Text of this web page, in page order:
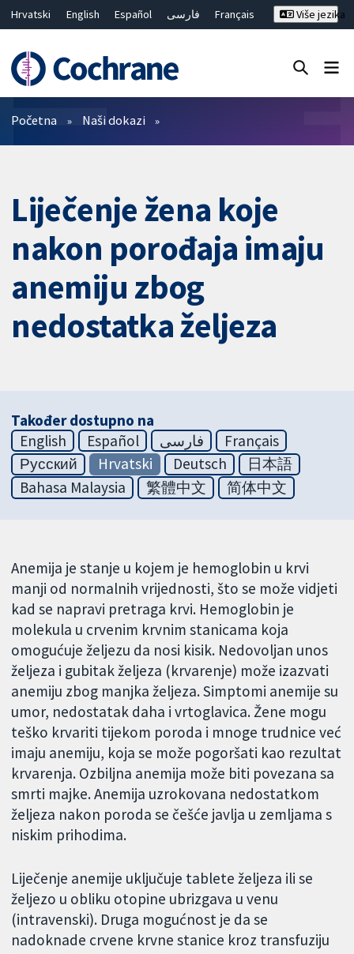
Hrvatski English Español فارسی
Français
繁體中文
简体中文
Više jezika
Prečistači
Početna Naši dokazi
Liječenje žena koje
nakon porođaja imaju
anemiju zbog
nedostatka željeza
Također dostupno na
English
Español فارسی
Français
Русский
Hrvatski Deutsch
日本語
Bahasa Malaysia
繁體中文 简体中文
Anemija je stanje u kojem je hemoglobin u krvi
manji od normalnih vrijednosti, što se može vidjeti
kad se napravi pretraga krvi. Hemoglobin je
molekula u crvenim krvnim stanicama koja
omogućuje željezu da nosi kisik. Nedovoljan unos
željeza i gubitak željeza (krvarenje) može izazvati
anemiju zbog manjka željeza. Simptomi anemije su
umor, nedostatak daha i vrtoglavica. Žene mogu
teško krvariti tijekom poroda i mnoge trudnice već
imaju anemiju, koja se može pogoršati kao rezultat
krvarenja. Ozbiljna anemija može biti povezana sa
smrti majke. Anemija uzrokovana nedostatkom
željeza nakon poroda se češće javlja u zemljama s
niskim prihodima.
Liječenje anemije uključuje tablete željeza ili se
željezo u obliku otopine ubrizgava u venu
(intravenski). Druga mogućnost je da se
nadoknade crvene krvne stanice kroz transfuziju